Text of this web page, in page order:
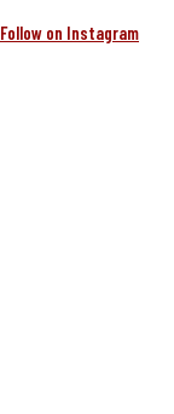
Follow on Instagram